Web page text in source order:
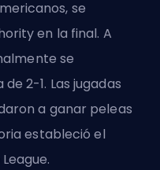
se
en la final. A
se
2-1. Las jugadas
a ganar peleas
estableció el